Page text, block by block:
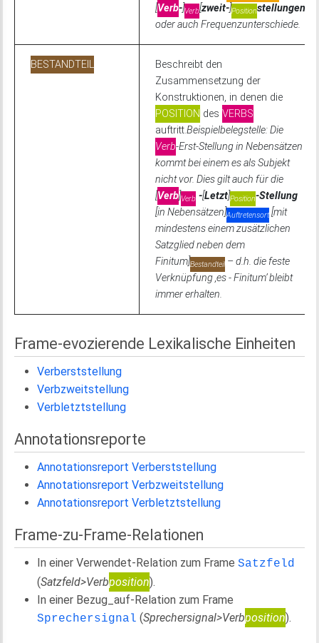
[Verb-]Verb[zweit-]Positionstellungen
oder auch Frequenzunterschiede.
BESTANDTEIL
Beschreibt den
Zusammensetzung der
Konstruktionen, in denen die
POSITION desVERBS
auftritt.Beispielbelegstelle: Die
Verb-Erst-Stellung in Nebensätzen
kommt bei einem es als Subjekt
nicht vor. Dies gilt auch für die
[Verb]Verb -[Letzt]Position-Stellung
[in Nebensätzen]Auftretensort [mit
mindestens einem zusätzlichen
Satzglied neben dem
Finitum]Bestandteil – d.h. die feste
Verknüpfung ‚es - Finitum’ bleibt
immer erhalten.
Frame-evozierende Lexikalische Einheiten
Verberststellung
Verbzweitstellung
Verbletztstellung
Annotationsreporte
Annotationsreport Verberststellung
Annotationsreport Verbzweitstellung
Annotationsreport Verbletztstellung
Frame-zu-Frame-Relationen
In einer Verwendet-Relation zum Frame Satzfeld
(Satzfeld>Verbposition).
In einer Bezug_auf-Relation zum Frame
Sprechersignal (Sprechersignal>Verbposition).